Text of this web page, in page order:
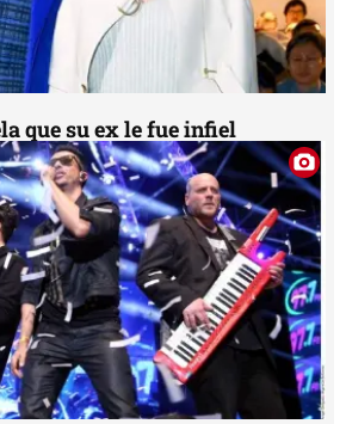
que su ex le fue infiel